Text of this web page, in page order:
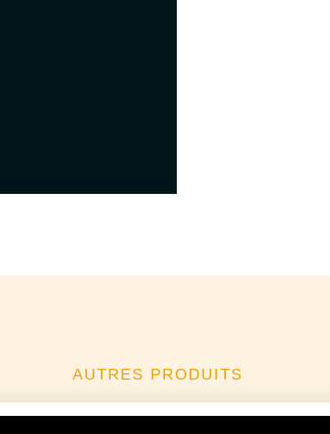
AUTRES PRODUITS